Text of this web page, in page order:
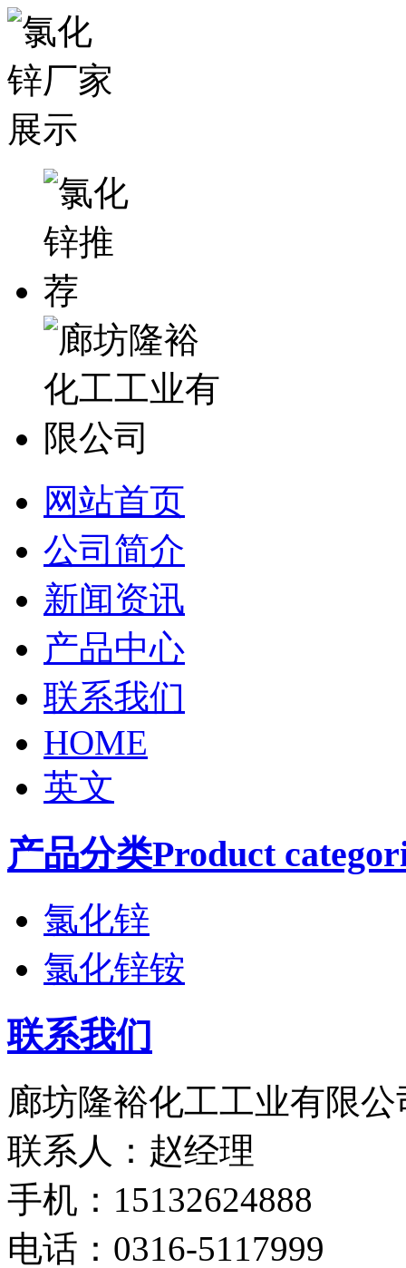
网站首页
公司简介
新闻资讯
产品中心
联系我们
HOME
英文
产品分类Product
氯化锌
氯化锌铵
联系我们
廊坊隆裕化工工业有限公
联系人：赵经理
手机：15132624888
电话：0316-5117999